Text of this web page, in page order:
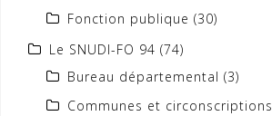
Fonction publique (30)
Le SNUDI-FO 94 (74)
Bureau départemental (3)
Communes et circonscriptions